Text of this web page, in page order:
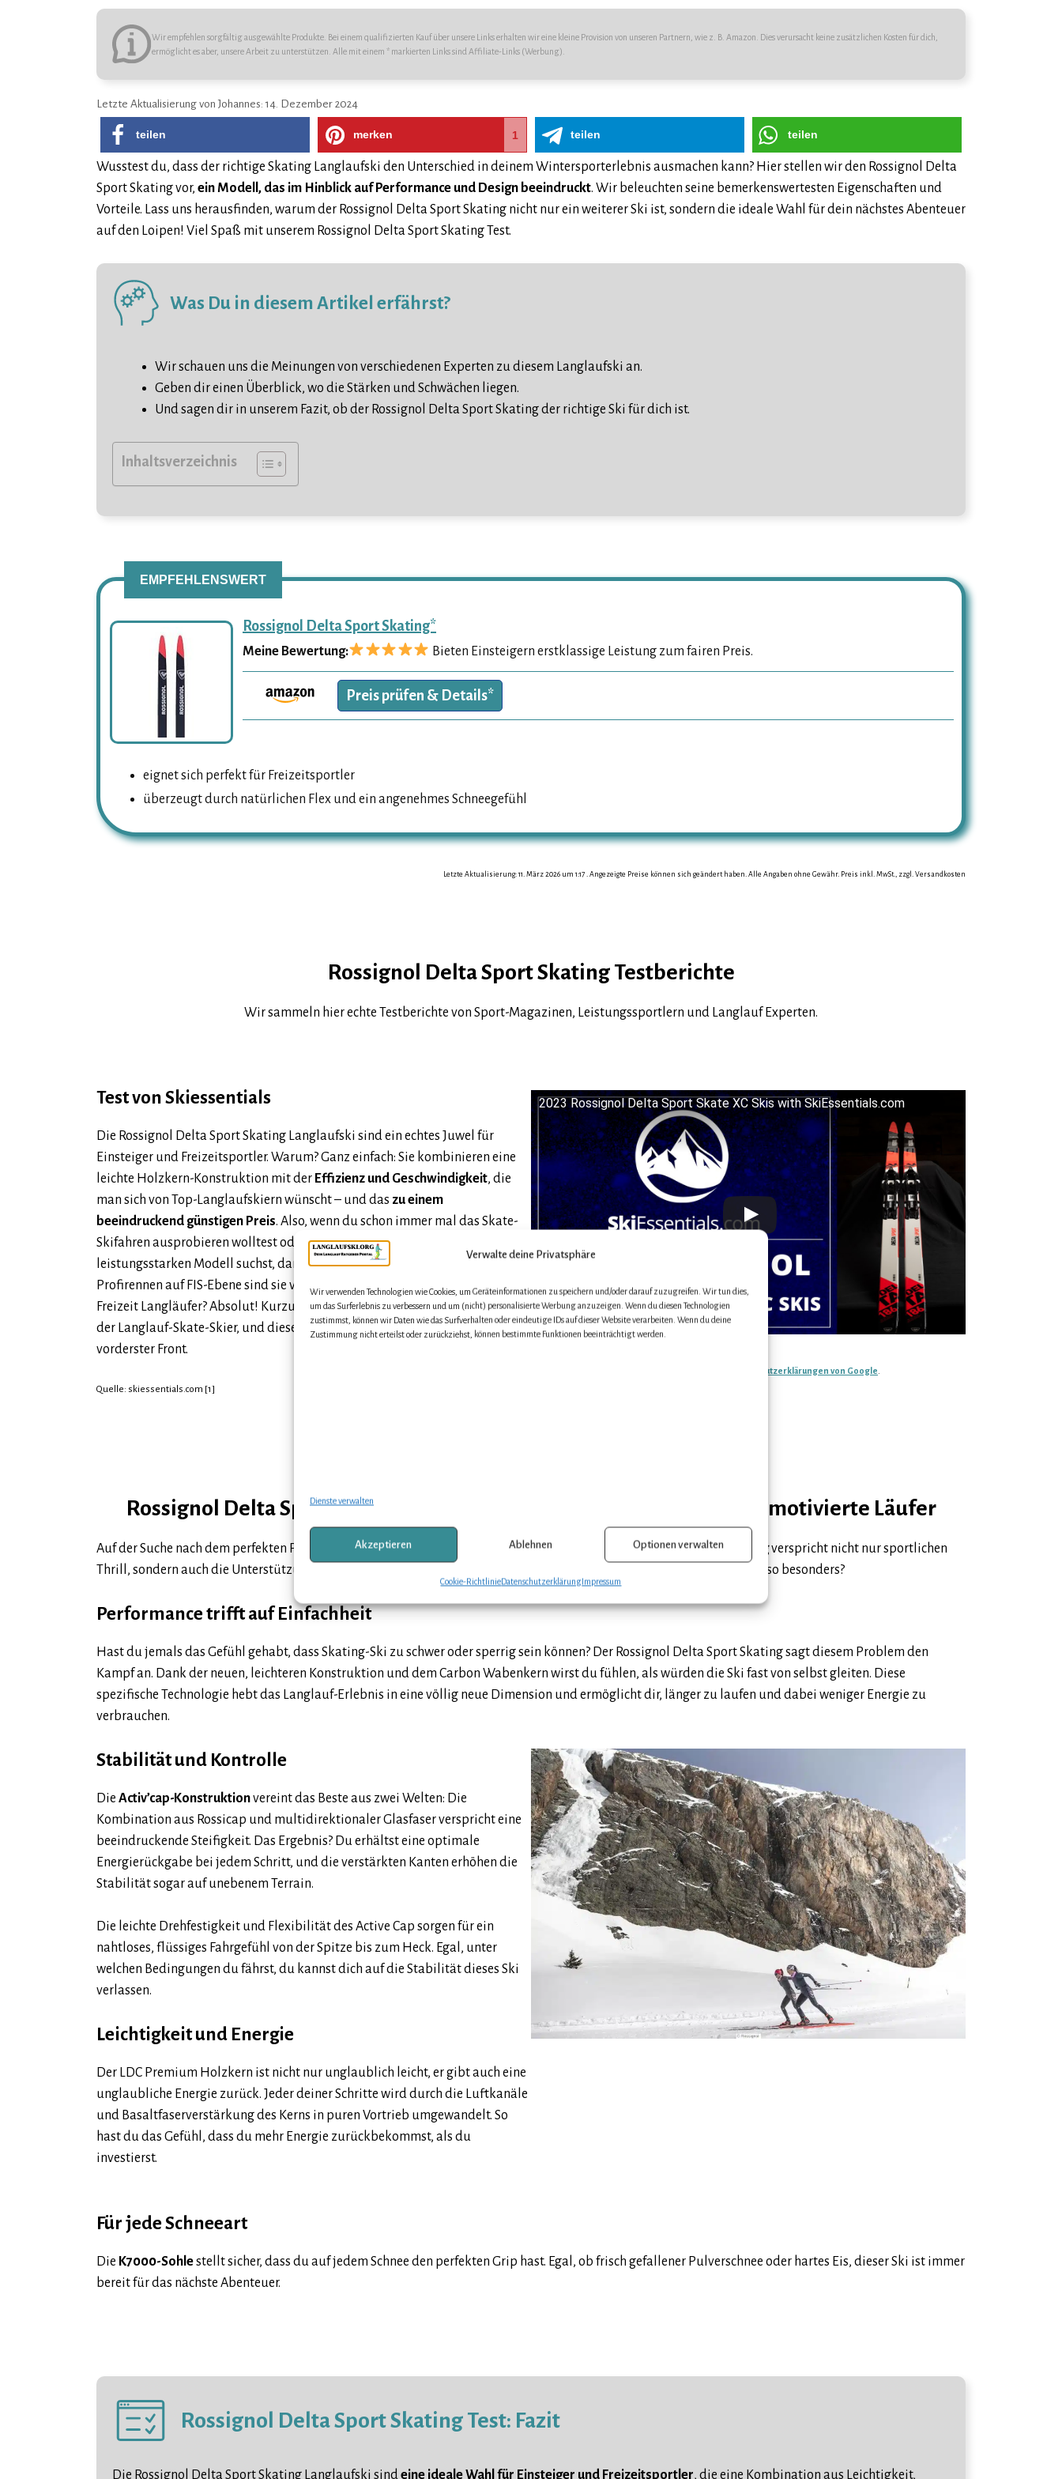
Verwalte deine Privatsphäre
Wir verwenden Technologien wie Cookies, um Geräteinformationen zu speichern und/oder darauf zuzugreifen. Wir tun dies,
um das Surferlebnis zu verbessern und um (nicht) personalisierte Werbung anzuzeigen. Wenn du diesen Technologien
zustimmst, können wir Daten wie das Surfverhalten oder eindeutige IDs auf dieser Website verarbeiten. Wenn du deine
Zustimmung nicht erteilst oder zurückziehst, können bestimmte Funktionen beeinträchtigt werden.
Dienste verwalten
Akzeptieren Ablehnen Optionen verwalten
Cookie-RichtlinieDatenschutzerklärungImpressum
Wir empfehlen sorgfältig ausgewählte Produkte. Bei einem qualifizierten Kauf über unsere Links erhalten wir eine kleine Provision von unseren Partnern, wie z. B. Amazon. Dies verursacht keine zusätzlichen Kosten für dich,
ermöglicht es aber, unsere Arbeit zu unterstützen. Alle mit einem * markierten Links sind Affiliate-Links (Werbung).
14. Dezember 2024
teilen merken 1 teilen teilen
Wusstest du, dass der richtige Skating Langlaufski den Unterschied in deinem Wintersporterlebnis ausmachen kann? Hier stellen wir den Rossignol Delta
Sport Skating vor, ein Modell, das im Hinblick auf Performance und Design beeindruckt. Wir beleuchten seine bemerkenswertesten Eigenschaften und
Vorteile. Lass uns herausfinden, warum der Rossignol Delta Sport Skating nicht nur ein weiterer Ski ist, sondern die ideale Wahl für dein nächstes Abenteuer
auf den Loipen! Viel Spaß mit unserem Rossignol Delta Sport Skating Test.
Was Du in diesem Artikel erfährst?
Wir schauen uns die Meinungen von verschiedenen Experten zu diesem Langlaufski an.
Geben dir einen Überblick, wo die Stärken und Schwächen liegen.
Und sagen dir in unserem Fazit, ob der Rossignol Delta Sport Skating der richtige Ski für dich ist.
Inhaltsverzeichnis
EMPFEHLENSWERT
Rossignol Delta Sport Skating*
Meine Bewertung: Bieten Einsteigern erstklassige Leistung zum fairen Preis.
Preis prüfen & Details*
eignet sich perfekt für Freizeitsportler
überzeugt durch natürlichen Flex und ein angenehmes Schneegefühl
Letzte Aktualisierung: 11. März 2026 um 1:17 . Angezeigte Preise können sich geändert haben. Alle Angaben ohne Gewähr. Preis inkl. MwSt., zzgl. Versandkosten
Rossignol Delta Sport Skating Testberichte
Wir sammeln hier echte Testberichte von Sport-Magazinen, Leistungssportlern und Langlauf Experten.
Test von Skiessentials
Die Rossignol Delta Sport Skating Langlaufski sind ein echtes Juwel für
Einsteiger und Freizeitsportler. Warum? Ganz einfach: Sie kombinieren eine
leichte Holzkern-Konstruktion mit der Effizienz und Geschwindigkeit, die
man sich von Top-Langlaufskiern wünscht – und das zu einem
beeindruckend günstigen Preis. Also, wenn du schon immer mal das Skate-
Skifahren ausprobieren wolltest oder einfach nach einem preiswerten,
leistungsstarken Modell suchst, dann bist du hier goldrichtig. Klar, für
Profirennen auf FIS-Ebene sind sie vielleicht nicht die erste Wahl, aber für den
Freizeit Langläufer? Absolut! Kurzum, wir erleben gerade eine Goldene Ära
der Langlauf-Skate-Skier, und diese Rossignol Modelle sind dabei an
vorderster Front.
Quelle: skiessentials.com [1]
2023 Rossignol Delta Sport Skate XC Skis with SkiEssentials.com
Datenschutzerklärungen von Google
Rossignol Delta Sport Skating Langlaufski – Die sportliche Wahl für motivierte Läufer
Auf der Suche nach dem perfekten Partner für deine sportlichen Langlauf-Abenteuer? Der Rossignol Delta Sport Skatingverspricht nicht nur sportlichen
Thrill, sondern auch die Unterstützung, die Anfänger und fortgeschrittene Läufer benötigen. Doch was macht diesen Ski so besonders?
Performance trifft auf Einfachheit
Hast du jemals das Gefühl gehabt, dass Skating-Ski zu schwer oder sperrig sein können? Der Rossignol Delta Sport Skating sagt diesem Problem den
Kampf an. Dank der neuen, leichteren Konstruktion und dem Carbon Wabenkern wirst du fühlen, als würden die Ski fast von selbst gleiten. Diese
spezifische Technologie hebt das Langlauf-Erlebnis in eine völlig neue Dimension und ermöglicht dir, länger zu laufen und dabei weniger Energie zu
verbrauchen.
Stabilität und Kontrolle
Die Activ’cap-Konstruktionvereint das Beste aus zwei Welten: Die
Kombination aus Rossicap und multidirektionaler Glasfaser verspricht eine
beeindruckende Steifigkeit. Das Ergebnis? Du erhältst eine optimale
Energierückgabe bei jedem Schritt, und die verstärkten Kanten erhöhen die
Stabilität sogar auf unebenem Terrain.
Die leichte Drehfestigkeit und Flexibilität des Active Cap sorgen für ein
nahtloses, flüssiges Fahrgefühl von der Spitze bis zum Heck. Egal, unter
welchen Bedingungen du fährst, du kannst dich auf die Stabilität dieses Ski
verlassen.
Leichtigkeit und Energie
Der LDC Premium Holzkern ist nicht nur unglaublich leicht, er gibt auch eine
unglaubliche Energie zurück. Jeder deiner Schritte wird durch die Luftkanäle
und Basaltfaserverstärkung des Kerns in puren Vortrieb umgewandelt. So
hast du das Gefühl, dass du mehr Energie zurückbekommst, als du
investierst.
Für jede Schneeart
Die K7000-Sohlestellt sicher, dass du auf jedem Schnee den perfekten Grip hast. Egal, ob frisch gefallener Pulverschnee oder hartes Eis, dieser Ski ist immer
bereit für das nächste Abenteuer.
Rossignol Delta Sport Skating Test: Fazit
Die Rossignol Delta Sport Skating Langlaufski sindeine ideale Wahl für Einsteiger und Freizeitsportler, die eine Kombination aus Leichtigkeit,